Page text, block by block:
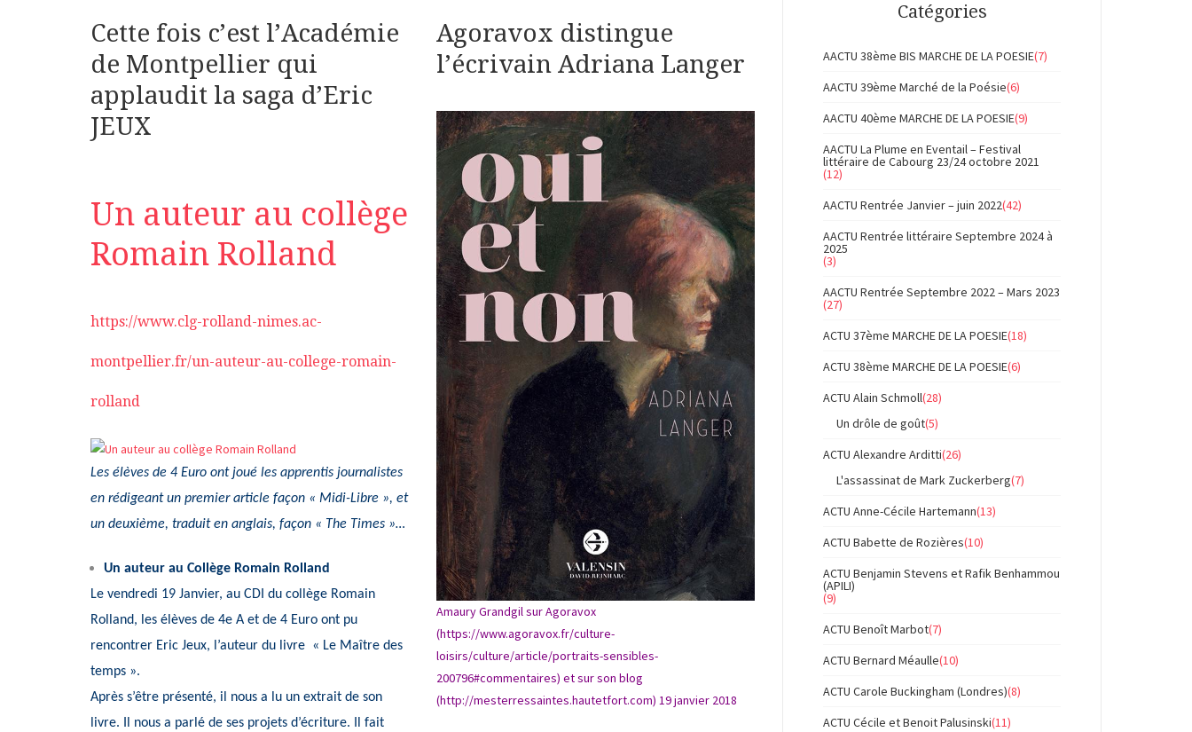
Cette fois c’est l’Académie
de Montpellier qui
applaudit la saga d’Eric
JEUX
Un auteur au collège
Romain Rolland
https://www.clg-rolland-nimes.ac-
montpellier.fr/un-auteur-au-college-romain-
rolland
Les élèves de 4 Euro ont joué les apprentis journalistes
en rédigeant un premier article façon « Midi-Libre », et
un deuxième, traduit en anglais, façon « The Times »…
Un auteur au Collège Romain Rolland
Le vendredi 19 Janvier, au CDI du collège Romain
Rolland, les élèves de 4e A et de 4 Euro ont pu
rencontrer Eric Jeux, l’auteur du livre « Le Maître des
temps ».
Après s’être présenté, il nous a lu un extrait de son
livre. Il nous a parlé de ses projets d’écriture. Il fait
Agoravox distingue
l’écrivain Adriana Langer
Amaury Grandgil sur Agoravox
(https://www.agoravox.fr/culture-
loisirs/culture/article/portraits-sensibles-
200796#commentaires) et sur son blog
(http://mesterressaintes.hautetfort.com) 19 janvier 2018
Catégories
AACTU 38ème BIS MARCHE DE LA POESIE(7)
AACTU 39ème Marché de la Poésie(6)
AACTU 40ème MARCHE DE LA POESIE(9)
AACTU La Plume en Eventail – Festival
littéraire de Cabourg 23/24 octobre 2021
(12)
AACTU Rentrée Janvier – juin 2022(42)
AACTU Rentrée littéraire Septembre 2024 à
2025
(3)
AACTU Rentrée Septembre 2022 – Mars 2023
(27)
ACTU 37ème MARCHE DE LA POESIE(18)
ACTU 38ème MARCHE DE LA POESIE(6)
ACTU Alain Schmoll(28)
Un drôle de goût(5)
ACTU Alexandre Arditti(26)
L'assassinat de Mark Zuckerberg(7)
ACTU Anne-Cécile Hartemann(13)
ACTU Babette de Rozières(10)
ACTU Benjamin Stevens et Rafik Benhammou
(APILI)
(9)
ACTU Benoît Marbot(7)
ACTU Bernard Méaulle(10)
ACTU Carole Buckingham (Londres)(8)
ACTU Cécile et Benoit Palusinski(11)